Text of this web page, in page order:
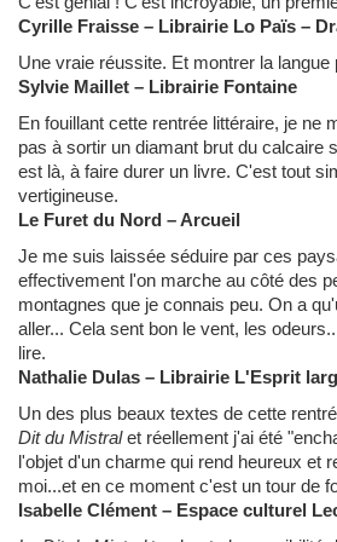
Cyrille Fraisse – Librairie Lo Païs –
Une vraie réussite. Et montrer la langue
Sylvie Maillet – Librairie Fontaine
En fouillant cette rentrée littéraire, je ne
pas à sortir un diamant brut du calcaire
est là, à faire durer un livre. C'est tout
vertigineuse.
Le Furet du Nord – Arcueil
Je me suis laissée séduire par ces
effectivement l'on marche au côté des
montagnes que je connais peu. On a
aller... Cela sent bon le vent, les
lire.
Nathalie Dulas – Librairie L'Esprit
Un des plus beaux textes de cette
Dit du Mistralet réellement j'ai été
l'objet d'un charme qui rend heureux et
moi...et en ce moment c'est un tour de
Isabelle Clément – Espace culturel